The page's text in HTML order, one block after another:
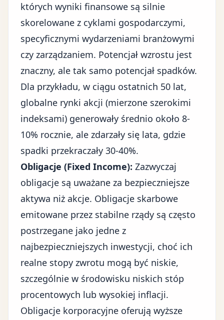
których wyniki finansowe są silnie
skorelowane z cyklami gospodarczymi,
specyficznymi wydarzeniami branżowymi
czy zarządzaniem. Potencjał wzrostu jest
znaczny, ale tak samo potencjał spadków.
Dla przykładu, w ciągu ostatnich 50 lat,
globalne rynki akcji (mierzone szerokimi
indeksami) generowały średnio około 8-
10% rocznie, ale zdarzały się lata, gdzie
spadki przekraczały 30-40%.
Obligacje (Fixed Income): Zazwyczaj
obligacje są uważane za bezpieczniejsze
aktywa niż akcje. Obligacje skarbowe
emitowane przez stabilne rządy są często
postrzegane jako jedne z
najbezpieczniejszych inwestycji, choć ich
realne stopy zwrotu mogą być niskie,
szczególnie w środowisku niskich stóp
procentowych lub wysokiej inflacji.
Obligacje korporacyjne oferują wyższe